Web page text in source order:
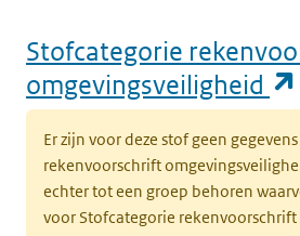
Stofcategorie
omgevingsveiligheid
Er zijn voor deze stof geen
rekenvoorschrift
echter tot een groep behoren
voor Stofcategorie rekenvoorschrift